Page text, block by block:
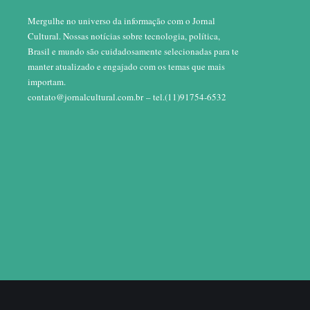
Mergulhe no universo da informação com o Jornal
Cultural. Nossas notícias sobre tecnologia, política,
Brasil e mundo são cuidadosamente selecionadas para te
manter atualizado e engajado com os temas que mais
importam.
contato@jornalcultural.com.br– tel.(11)91754-6532